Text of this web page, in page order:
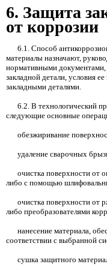
6. Защита
от коррозии
6.1. Способ
материалы назначают,
нормативными документами,
закладной детали, условия
закладными деталями.
6.2. В технологический
следующие основные
обезжиривание
удаление сварочных
очистка поверхности от
либо с помощью
очистка поверхности от
либо преобразователями
нанесение материала,
соответствии с выбранной
сушка защитного